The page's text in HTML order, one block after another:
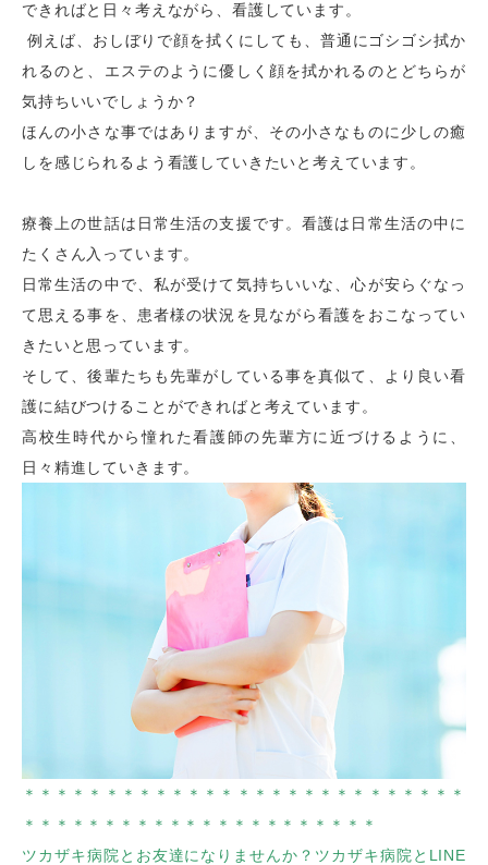
できればと日々考えながら、看護しています。
例えば、おしぼりで顔を拭くにしても、普通にゴシゴシ拭か
れるのと、エステのように優しく顔を拭かれるのとどちらが
気持ちいいでしょうか？
ほんの小さな事ではありますが、その小さなものに少しの癒
しを感じられるよう看護していきたいと考えています。
療養上の世話は日常生活の支援です。看護は日常生活の中に
たくさん入っています。
日常生活の中で、私が受けて気持ちいいな、心が安らぐなっ
て思える事を、患者様の状況を見ながら看護をおこなってい
きたいと思っています。
そして、後輩たちも先輩がしている事を真似て、より良い看
護に結びつけることができればと考えています。
高校生時代から憧れた看護師の先輩方に近づけるように、
日々精進していきます。
＊＊＊＊＊＊＊＊＊＊＊＊＊＊＊＊＊＊＊＊＊＊＊＊＊＊＊
＊＊＊＊＊＊＊＊＊＊＊＊＊＊＊＊＊＊＊＊＊＊
ツカザキ病院とお友達になりませんか？ツカザキ病院とLINE